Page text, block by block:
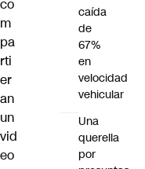
co
m
pa
rti
er
an
un
vid
eo
caída
de
67%
en
velocidad
vehicular
Una
querella
por